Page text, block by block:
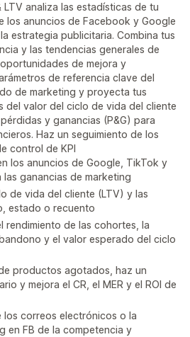
LTV analiza las estadísticas de tu
los anuncios de Facebook y Google
estrategia publicitaria. Combina tus
y las tendencias generales de
de mejora y
de referencia clave del
de marketing y proyecta tus
del valor del ciclo de vida del cliente
y ganancias (P&G) para
Haz un seguimiento de los
control de KPI
los anuncios de Google, TikTok y
ganancias de marketing
de vida del cliente (LTV) y las
estado o recuento
rendimiento de las cohortes, la
y el valor esperado del ciclo
productos agotados, haz un
y mejora el CR, el MER y el ROI de
los correos electrónicos o la
en FB de la competencia y